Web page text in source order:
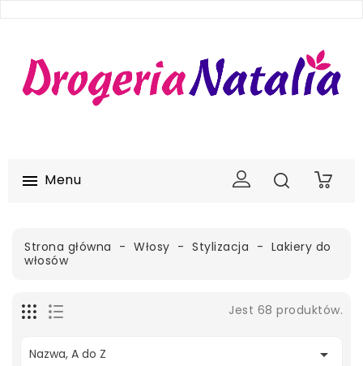
 Menu 0
Strona główna Włosy Stylizacja
Lakiery do
włosów
Jest 68 produktów.
Nazwa, A do Z 